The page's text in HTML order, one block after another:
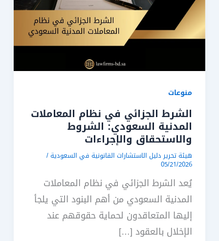
منوعات
الشرط الجزائي في نظام المعاملات
المدنية السعودي: الشروط
والاستحقاق والإجراءات
هيئة تحرير دليل الاستشارات القانونية في السعودية /
05/21/2026
يُعد الشرط الجزائي في نظام المعاملات
المدنية السعودي من أهم البنود التي يلجأ
إليها المتعاقدون لحماية حقوقهم عند
الإخلال بالعقود […]